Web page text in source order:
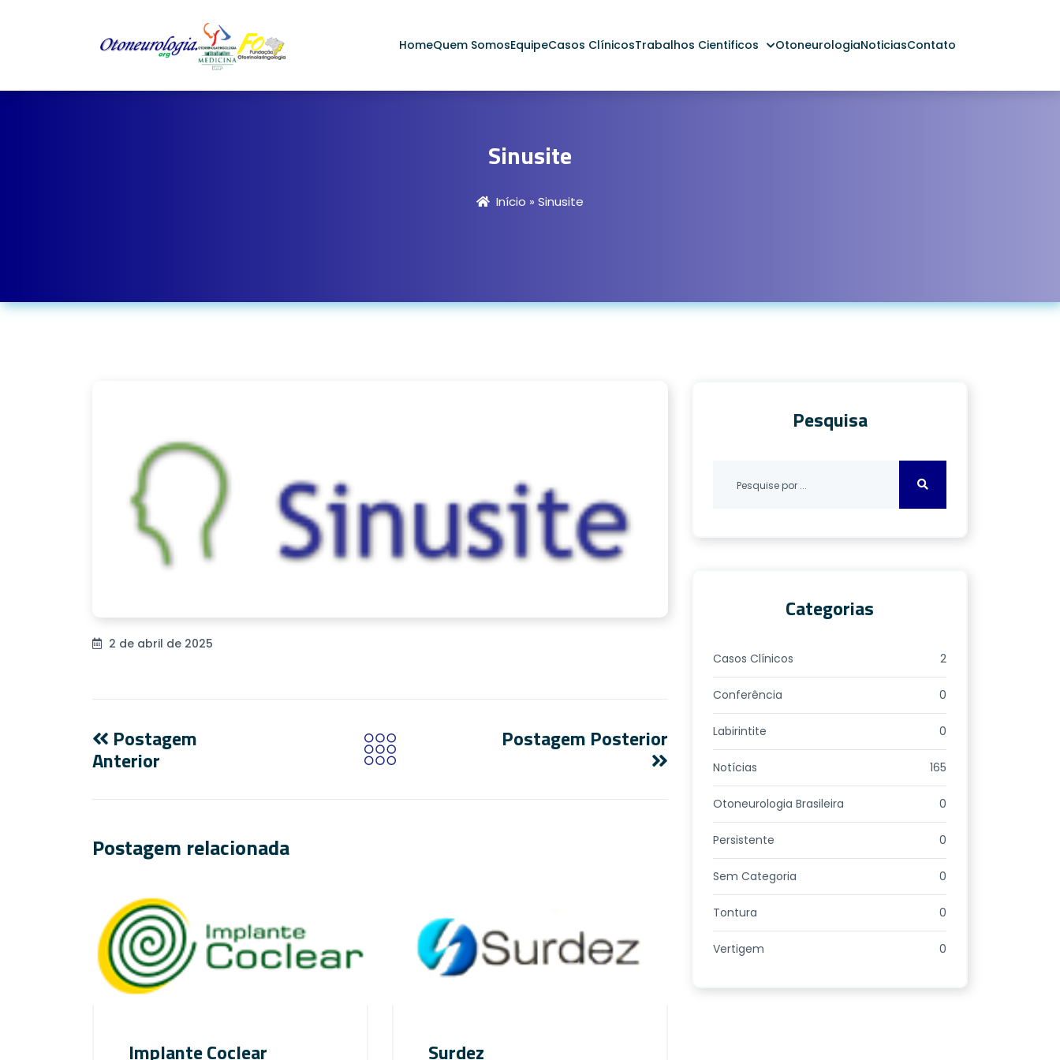
HomeQuem SomosEquipeCasos ClínicosTrabalhos Cientificos OtoneurologiaNoticiasContato
Sinusite
Início » Sinusite
2 de abril de 2025
Postagem
Anterior
Postagem Posterior
Postagem relacionada
Implante Coclear Surdez
Pesquisa
Categorias
Casos Clínicos 2
Conferência 0
Labirintite 0
Notícias 165
Otoneurologia Brasileira 0
Persistente 0
Sem Categoria 0
Tontura 0
Vertigem 0